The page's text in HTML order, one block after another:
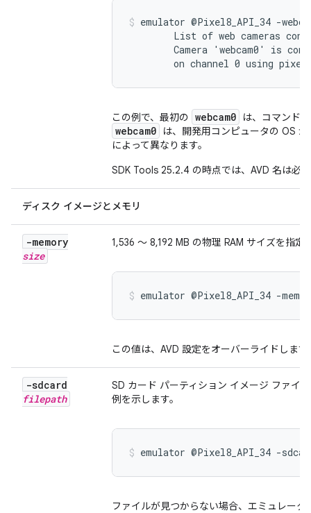
emulator @Pixel8_API_34 -
List of web cameras
Camera 'webcam0' is
on channel 0 using
この例で、最初の webcam0 は、コマンド
webcam0
は、開発用コンピュータの OS
によって異なります。
SDK Tools 25.2.4 の時点では、AVD 名は必
ディスク イメージとメモリ
-memory
size
1,536 ～ 8,192 MB の物理 RAM サイズを指定
emulator @Pixel8_API_34 -
この値は、AVD 設定をオーバーライドします
-sdcard
filepath
SD カード パーティション イメージ ファイ
例を示します。
emulator @Pixel8_API_34 -
ファイルが見つからない場合、エミュレー